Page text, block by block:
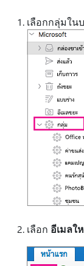
เลือกกลุ่มใน
เลือก อีเมลใ